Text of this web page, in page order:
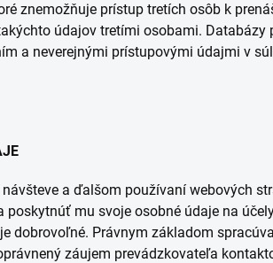
znemožňuje prístup tretích osôb k
údajov tretími osobami.
a neverejnými prístupovými údajmi v
a ďalšom používaní webových
poskytnúť mu svoje osobné údaje na
dobrovoľné. Právnym základom
záujem prevádzkovateľa